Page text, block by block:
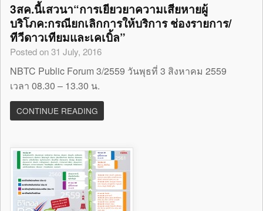
3สค.นี้เสวนา“การเยียวยาความเสียหายผู้
บริโภค:กรณียกเลิกการให้บริการ ช่องรายการ/
ทีวีดาวเทียมและเคเบิ้ล”
Posted on 31 July, 2016
NBTC Public Forum 3/2559 วันพุธที่ 3 สิงหาคม 2559
เวลา 08.30 – 13.30 น.
CONTINUE READING